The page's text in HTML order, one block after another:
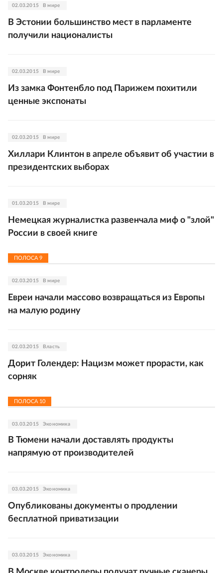
02.03.2015 В мире
В Эстонии большинство мест в парламенте
получили националисты
02.03.2015 В мире
Из замка Фонтенбло под Парижем похитили
ценные экспонаты
02.03.2015 В мире
Хиллари Клинтон в апреле объявит об участии в
президентских выборах
01.03.2015 В мире
Немецкая журналистка развенчала миф о "злой"
России в своей книге
ПОЛОСА 9
02.03.2015 В мире
Евреи начали массово возвращаться из Европы
на малую родину
02.03.2015 Власть
Дорит Голендер: Нацизм может прорасти, как
сорняк
ПОЛОСА 10
03.03.2015 Экономика
В Тюмени начали доставлять продукты
напрямую от производителей
03.03.2015 Экономика
Опубликованы документы о продлении
бесплатной приватизации
03.03.2015 Экономика